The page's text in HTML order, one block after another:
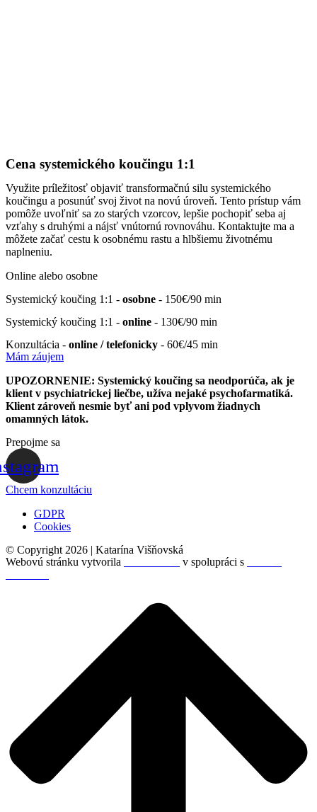
Cena systemického koučingu 1:1
Využite príležitosť objaviť transformačnú silu systemického
koučingu a posunúť svoj život na novú úroveň. Tento prístup vám
pomôže uvoľniť sa zo starých vzorcov, lepšie pochopiť seba aj
vzťahy s druhými a nájsť vnútornú rovnováhu. Kontaktujte ma a
môžete začať cestu k osobnému rastu a hlbšiemu životnému
naplneniu.
Online alebo osobne
Systemický koučing 1:1 - osobne - 150€/90 min
Systemický koučing 1:1 - online - 130€/90 min
Konzultácia - online / telefonicky - 60€/45 min
Mám záujem
UPOZORNENIE: Systemický koučing sa neodporúča, ak je
klient v psychiatrickej liečbe, užíva nejaké psychofarmatiká.
Klient zároveň nesmie byť ani pod vplyvom žiadnych
omamných látok.
Prepojme sa
Chcem konzultáciu
GDPR
Cookies
© Copyright 2026 | Katarína Višňovská
Webovú stránku vytvorila
v spolupráci s